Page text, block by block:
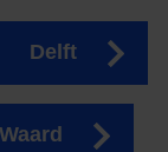
Delft